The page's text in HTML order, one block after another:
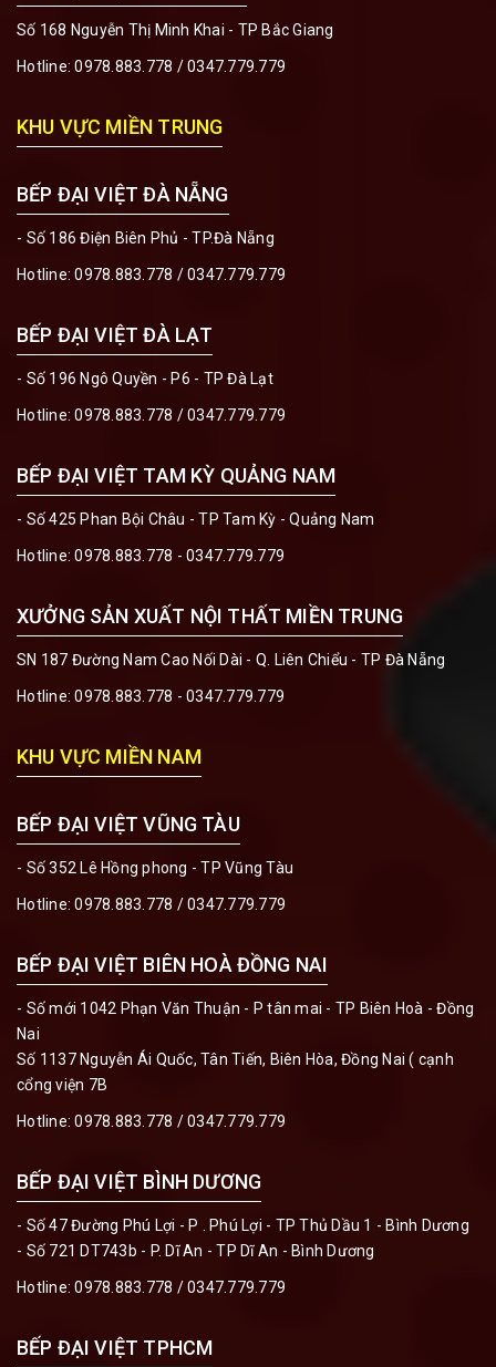
Số 168 Nguyễn Thị Minh Khai - TP Bắc Giang
Hotline:0978.883.778 /0347.779.779
KHU VỰC MIỀN TRUNG
BẾP ĐẠI VIỆT ĐÀ NẴNG
- Số 186 Điện Biên Phủ - TP.Đà Nẵng
Hotline:0978.883.778 /0347.779.779
BẾP ĐẠI VIỆT ĐÀ LẠT
- Số 196 Ngô Quyền - P6 - TP Đà Lạt
Hotline:0978.883.778 /0347.779.779
BẾP ĐẠI VIỆT TAM KỲ QUẢNG NAM
- Số 425 Phan Bội Châu - TP Tam Kỳ - Quảng Nam
Hotline:0978.883.778 - 0347.779.779
XƯỞNG SẢN XUẤT NỘI THẤT MIỀN TRUNG
SN 187 Đường Nam Cao Nối Dài - Q. Liên Chiểu - TP Đà Nẵng
Hotline:0978.883.778 - 0347.779.779
KHU VỰC MIỀN NAM
BẾP ĐẠI VIỆT VŨNG TÀU
- Số 352 Lê Hồng phong - TP Vũng Tàu
Hotline:0978.883.778 / 0347.779.779
BẾP ĐẠI VIỆT BIÊN HOÀ ĐỒNG NAI
- Số mới 1042 Phạn Văn Thuận - P tân mai - TP Biên Hoà - Đồng
Nai
Số 1137 Nguyễn Ái Quốc, Tân Tiến, Biên Hòa, Đồng Nai ( cạnh
cổng viện 7B
Hotline:0978.883.778 / 0347.779.779
BẾP ĐẠI VIỆT BÌNH DƯƠNG
- Số 47 Đường Phú Lợi - P . Phú Lợi - TP Thủ Dầu 1 - Bình Dương
- Số 721 DT743b - P. Dĩ An - TP Dĩ An - Bình Dương
Hotline:0978.883.778 / 0347.779.779
BẾP ĐẠI VIỆT TPHCM